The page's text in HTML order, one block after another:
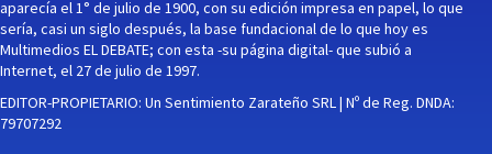
aparecía el 1° de julio de 1900, con su edición impresa en papel, lo que
sería, casi un siglo después, la base fundacional de lo que hoy es
Multimedios EL DEBATE; con esta -su página digital- que subió a
Internet, el 27 de julio de 1997.
EDITOR-PROPIETARIO: Un Sentimiento Zarateño SRL | Nº de Reg. DNDA:
79707292